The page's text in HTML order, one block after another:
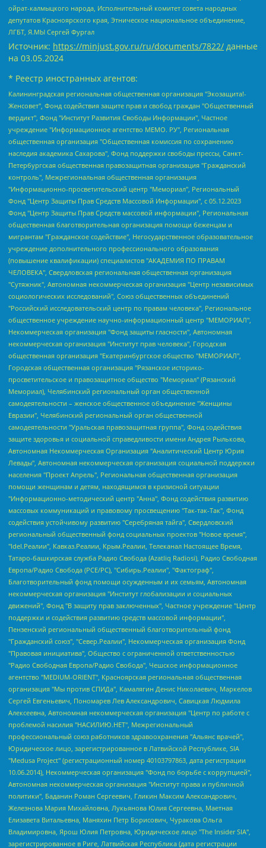
ойрат-калмыцкого народа, Исполнительный комитет совета народных
депутатов Красноярского края, Этническое национальное объединение,
ЛГБТ, Я.МЫ Сергей Фургал
Источник: https://minjust.gov.ru/ru/documents/7822/ данные
на 03.05.2024
* Реестр иностранных агентов:
Калининградская региональная общественная организация "Экозащита!-Женсовет", Фонд содействия защите прав и свобод граждан "Общественный вердикт", Фонд "Институт Развития Свободы Информации", Частное учреждение "Информационное агентство МЕМО. РУ", Региональная общественная организация "Общественная комиссия по сохранению наследия академика Сахарова", Фонд поддержки свободы прессы, Санкт-Петербургская общественная правозащитная организация "Гражданский контроль", Межрегиональная общественная организация "Информационно-просветительский центр "Мемориал", Региональный Фонд "Центр Защиты Прав Средств Массовой Информации", с 05.12.2023 Фонд "Центр Защиты Прав Средств массовой информации", Региональная общественная благотворительная организация помощи беженцам и мигрантам "Гражданское содействие", Негосударственное образовательное учреждение дополнительного профессионального образования (повышение квалификации) специалистов "АКАДЕМИЯ ПО ПРАВАМ ЧЕЛОВЕКА", Свердловская региональная общественная организация "Сутяжник", Автономная некоммерческая организация "Центр независимых социологических исследований", Союз общественных объединений "Российский исследовательский центр по правам человека", Региональное общественное учреждение научно-информационный центр "МЕМОРИАЛ", Некоммерческая организация "Фонд защиты гласности", Автономная некоммерческая организация "Институт прав человека", Городская общественная организация "Екатеринбургское общество "МЕМОРИАЛ", Городская общественная организация "Рязанское историко-просветительское и правозащитное общество "Мемориал" (Рязанский Мемориал), Челябинский региональный орган общественной самодеятельности – женское общественное объединение "Женщины Евразии", Челябинский региональный орган общественной самодеятельности "Уральская правозащитная группа", Фонд содействия защите здоровья и социальной справедливости имени Андрея Рылькова, Автономная Некоммерческая Организация "Аналитический Центр Юрия Левады", Автономная некоммерческая организация социальной поддержки населения "Проект Апрель", Региональная общественная организация помощи женщинам и детям, находящимся в кризисной ситуации "Информационно-методический центр "Анна", Фонд содействия развитию массовых коммуникаций и правовому просвещению "Так-так-Так", Фонд содействия устойчивому развитию "Серебряная тайга", Свердловский региональный общественный фонд социальных проектов "Новое время", "Idel.Реалии", Кавказ.Реалии, Крым.Реалии, Телеканал Настоящее Время, Татаро-башкирская служба Радио Свобода (Azatliq Radiosi), Радио Свободная Европа/Радио Свобода (PCE/PC), "Сибирь.Реалии", "Фактограф", Благотворительный фонд помощи осужденным и их семьям, Автономная некоммерческая организация "Институт глобализации и социальных движений", Фонд "В защиту прав заключенных", Частное учреждение "Центр поддержки и содействия развитию средств массовой информации", Пензенский региональный общественный благотворительный фонд "Гражданский союз", "Север.Реалии", Некоммерческая организация Фонд "Правовая инициатива", Общество с ограниченной ответственностью "Радио Свободная Европа/Радио Свобода", Чешское информационное агентство "MEDIUM-ORIENT", Красноярская региональная общественная организация "Мы против СПИДа", Камалягин Денис Николаевич, Маркелов Сергей Евгеньевич, Пономарев Лев Александрович, Савицкая Людмила Алексеевна, Автономная некоммерческая организация "Центр по работе с проблемой насилия "НАСИЛИЮ.НЕТ", Межрегиональный профессиональный союз работников здравоохранения "Альянс врачей", Юридическое лицо, зарегистрированное в Латвийской Республике, SIA "Medusa Project" (регистрационный номер 40103797863, дата регистрации 10.06.2014), Некоммерческая организация "Фонд по борьбе с коррупцией", Автономная некоммерческая организация "Институт права и публичной политики", Баданин Роман Сергеевич, Гликин Максим Александрович, Железнова Мария Михайловна, Лукьянова Юлия Сергеевна, Маетная Елизавета Витальевна, Маняхин Петр Борисович, Чуракова Ольга Владимировна, Ярош Юлия Петровна, Юридическое лицо "The Insider SIA", зарегистрированное в Риге, Латвийская Республика (дата регистрации 26.06.2015), являющееся администратором доменного имени интернет-издания "The Insider SIA", https://theins.ru, Постернак Алексей Евгеньевич, Рубин Михаил Аркадьевич, Анин Роман Александрович, Юридическое лицо Istories fonds, зарегистрированное в Латвийской Республике (регистрационный номер 50008295751, дата регистрации 24.02.2020), Великовский Дмитрий Александрович, Долинина Ирина Николаевна, Мароховская Алеся Алексеевна, Шлейнов Роман Юрьевич, Шмагун Олеся Валентиновна, Общество с ограниченной ответственностью "Альтаир 2021", Общество с ограниченной ответственностью "Вега 2021", Общество с ограниченной ответственностью "Главный редактор 2021", Общество с ограниченной ответственностью "Ромашки монолит", Важенков Артем Валерьевич, Ивановская областная общественная организация "Центр гендерных исследований", Гурман Юрий Альбертович, Медиапроект "ОВД-Инфо", Егоров Владимир Владимирович, Жилинский Владимир Александрович, Общество с ограниченной ответственностью "ЗП", Иванова София Юрьевна, Карезина Инна Павловна, Кильтау Екатерина Викторовна, Петров Алексей Викторович, Пискунов Сергей Евгеньевич, Смирнов Сергей Сергеевич, Тихонов Михаил Сергеевич, Общество с ограниченной ответственностью "ЖУРНАЛИСТ-ИНОСТРАННЫЙ АГЕНТ", Арапова Галина Юрьевна, Вольтская Татьяна Анатольевна, Американская компания "Mason G.E.S. Anonymous Foundation" (США), являющаяся владельцем интернет-издания https://mnews.world/, Компания "Stichting Bellingcat", зарегистрированная в Нидерландах (дата регистрации 11.07.2018), Захаров Андрей Вячеславович, Клепиковская Екатерина Дмитриевна, Общество с ограниченной ответственностью "МЕМО", Перл Роман Александрович, Симонов Евгений Алексеевич, Соловьева Елена Анатольевна, Сотников Даниил Владимирович, Сурначева Елизавета Дмитриевна, Автономная некоммерческая организация по защите прав человека и информированию населения "Якутия – Наше Мнение", Общество с ограниченной ответственностью "Москоу диджитал медиа", с 26.01.2023 Общество с ограниченной ответственностью "Чайка Белые сады", Ветошкина Валерия Валерьевна, Заговора Максим Александрович, Межрегиональное общественное движение "Российская ЛГБТ - сеть", Оленичев Максим Владимирович, Павлов Иван Юрьевич, Скворцова Елена Сергеевна, Общество с ограниченной ответственностью "Как бы инагент", Кочетков Игорь Викторович, Общество с ограниченной ответственностью "Честные выборы", Еланчик Олег Александрович, Общество с ограниченной ответственностью "Нобелевский призыв", Гималова Регина Эмилевна, Григорьев Андрей Валерьевич, Григорьева Алина Александровна, Ассоциация по содействию защите прав призывников, альтернативнослужащих и военнослужащих "Правозащитная группа "Гражданин.Армия.Право", Хисамова Регина Фаритовна, Автономная некоммерческая организация по реализации социально-правовых программ "Лилит", Дальневосточное общественное движение "Маяк", Санкт-Петербургская ЛГБТ-инициативная группа "Выход", Инициативная группа ЛГБТ+ "Реверс", Алексеев Андрей Викторович, Бекбулатова Таисия Львовна, Беляев Иван Михайлович, Владыкина Елена Сергеевна, Гельман Марат Александрович, Никульшина Вероника Юрьевна, Толоконникова Надежда Андреевна, Шендерович Виктор Анатольевич, Общество с ограниченной ответственностью "Данное сообщение", Общество с ограниченной ответственностью Издательский дом "Новая глава", Айнбиндер Александра Александровна, Московский комьюнити-центр для ЛГБТ+инициатив, Благотворительный фонд развития филантропии, Deutsche Welle (Германия, Kurt-Schumacher-Strasse 3, 53113 Bonn), Борзунова Мария Михайловна, Воробьев Виктор Викторович, Голубева Анна Львовна, Константинова Алла Михайловна, Малкова Ирина Владимировна, Мурадов Мурад Абдулгалимович, Осетинская Елизавета Николаевна, Понасенков Евгений Николаевич, Ганапольский Матвей Юрьевич, Киселев Евгений Алексеевич, Борухович Ирина Григорьевна, Дремин Иван Тимофеевич, Дубровский Дмитрий Викторович, Красноярская региональная общественная организация поддержки и развития альтернативных образовательных технологий и межкультурных коммуникаций "ИНТЕРРА", Маяковская Екатерина Алексеевна, Фейгин Марк Захарович, Филимонов Андрей Викторович, Дзугкоева Регина Николаевна, Доброхотов Роман Александрович, Дудь Юрий Александрович, Елкин Сергей Владимирович, Кругликов Кирилл Игоревич, Сабунаева Мария Леонидовна, Семенов Алексей Владимирович, Шаинян Карен Багратович, Шульман Екатерина Михайловна, Асафьев Артур Валерьевич, Вахштайн Виктор Семенович, Венедиктов Алексей Алексеевич, Лушникова Екатерина Евгеньевна, Волков Леонид Михайлович, Невзоров Александр Глебович, Пархоменко Сергей Борисович, Сироткин Ярослав Николаевич, Кара-Мурза Владимир Владимирович, Баранова Наталья Владимировна, Гозман Леонид Яковлевич, Кагарлицкий Борис Юльевич, Климарев Михаил Валерьевич, Милов Владимир Станиславович, Автономная некоммерческая организация Краснодарский центр современного искусства "Типография", Моргенштерн Алишер Тагирович, Соболь Любовь Эдуардовна, Общество с ограниченной ответственностью "ЛИЗА НОРМ", Каспаров Гарри Кимович, Ходорковский Михаил Борисович, Общество с ограниченной ответственностью "Апрельские тезисы", Данилович Ирина Брониславовна, Кашин Олег Владимирович, Петров Николай Владимирович, Пивоваров Алексей Владимирович, Соколов Михаил Владимирович, Цветкова Юлия Владимировна, Чичваркин Евгений Александрович, Комитет против пыток/Команда против пыток, Общество с ограниченной ответственностью "Первый научный", Общество с ограниченной ответственностью "Вертолет и ко", Белоцерковская Вероника Борисовна, Кац Максим Евгеньевич, Лазарева Татьяна Юрьевна, Шаведдинов Руслан Табризович, Яшин Илья Валерьевич, Общество с ограниченной ответственностью "Иноагент ААВ", Алешковский Дмитрий Петрович, Альбац Евгения Марковна, Быков Дмитрий Львович, Галямина Юлия Евгеньевна, Лойко Сергей Леонидович, Мартынов Кирилл Константинович, Медведев Сергей Александрович, Крашенинников Федор Геннадиевич, Гордеева Катерина Вл